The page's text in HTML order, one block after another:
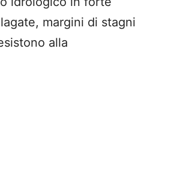
margini di stagni
alla